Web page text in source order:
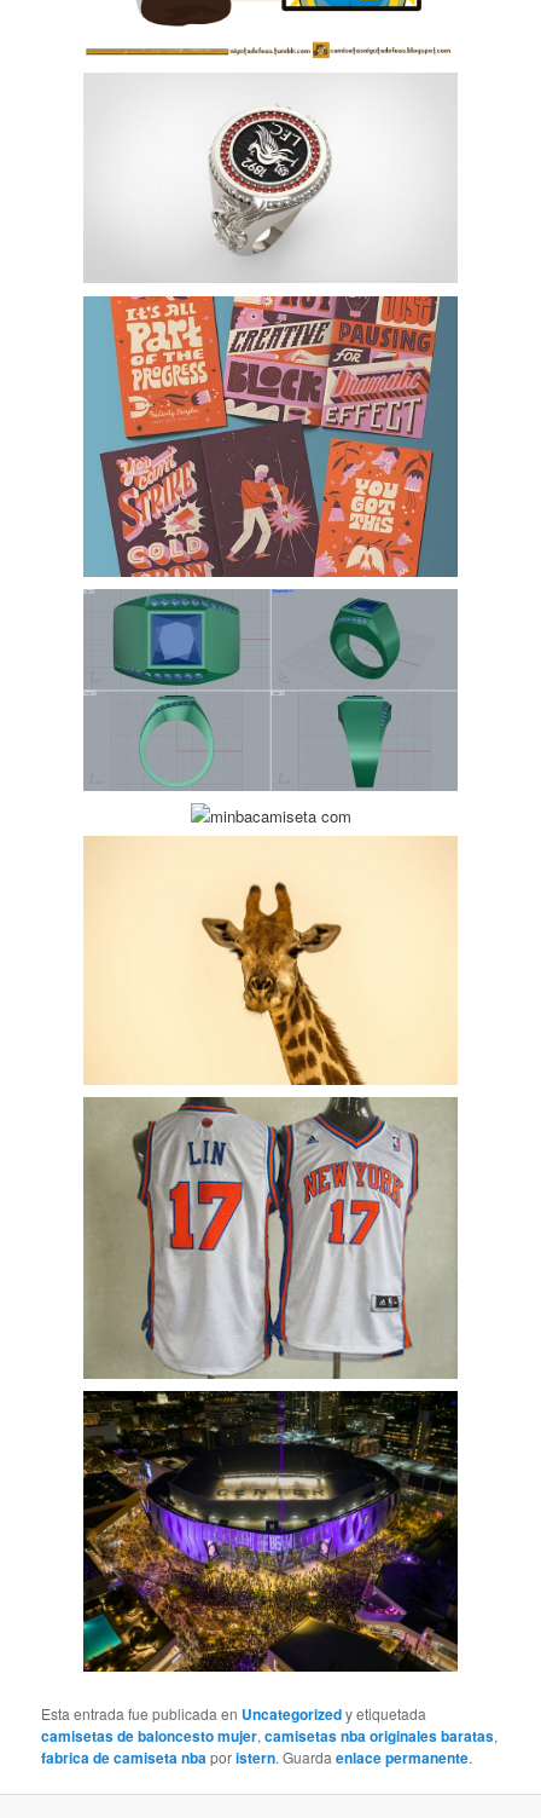
Esta entrada fue publicada en Uncategorizedy etiquetada
camisetas de baloncesto mujer,camisetas nba originales baratas,
fabrica de camiseta nbaporistern. Guardaenlace permanente.